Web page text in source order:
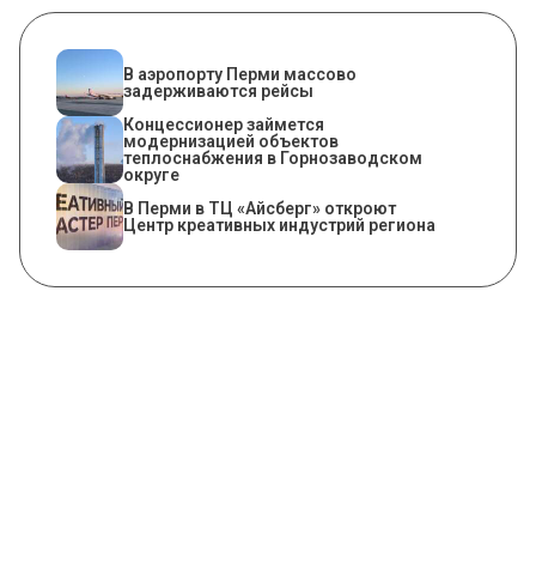
В аэропорту Перми массово
задерживаются рейсы
Концессионер займется
модернизацией объектов
теплоснабжения в Горнозаводском
округе
В Перми в ТЦ «Айсберг» откроют
Центр креативных индустрий региона